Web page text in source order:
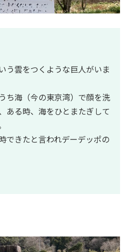
う雲をつくような巨人がいま
ち海（今の東京湾）で顔を洗
ある時、海をひとまたぎして
できたと言われデーデッポの